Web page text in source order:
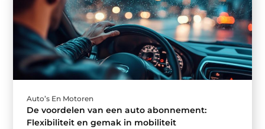
Auto’s En Motoren
De voordelen van een auto abonnement:
Flexibiliteit en gemak in mobiliteit